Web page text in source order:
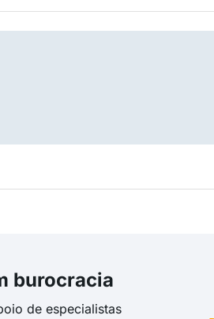
burocracia
de especialistas